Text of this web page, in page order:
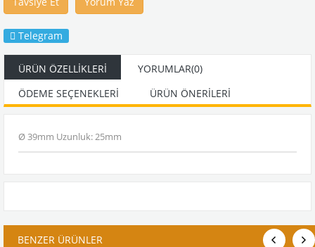
Telegram
ÜRÜN ÖZELLIKLERI YORUMLAR(0)
ÖDEME SEÇENEKLERI
ÜRÜN ÖNERILERI
Ø 39mm Uzunluk: 25mm
BENZER ÜRÜNLER